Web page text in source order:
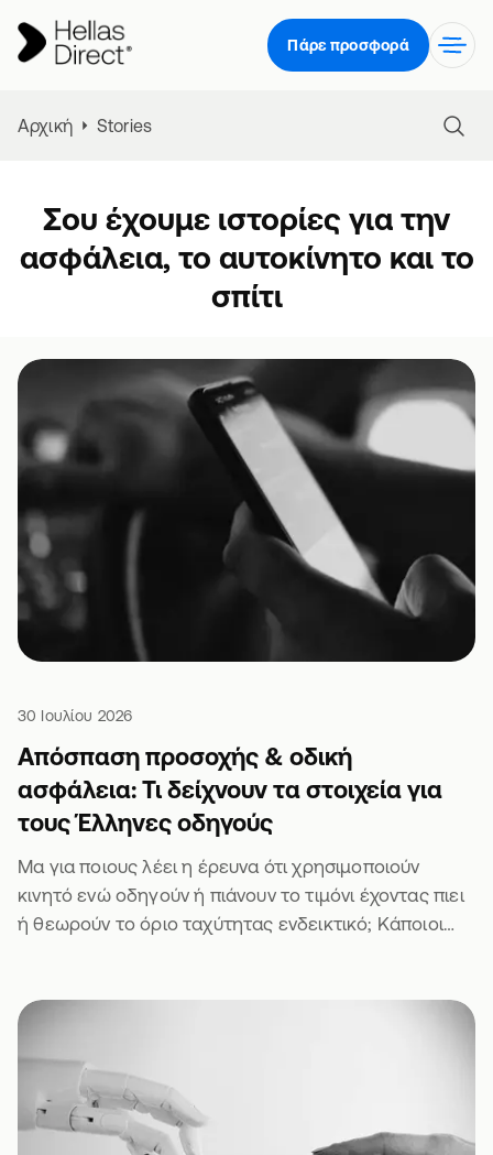
Πάρε προσφορά
Αρχική Stories
Σου έχουμε ιστορίες για την
ασφάλεια, το αυτοκίνητο και το
σπίτι
30 Ιουλίου 2026
Απόσπαση προσοχής & οδική
ασφάλεια: Τι δείχνουν τα στοιχεία για
τους Έλληνες οδηγούς
Μα για ποιους λέει η έρευνα ότι χρησιμοποιούν
κινητό ενώ οδηγούν ή πιάνουν το τιμόνι έχοντας πιει
ή θεωρούν το όριο ταχύτητας ενδεικτικό; Κάποιοι